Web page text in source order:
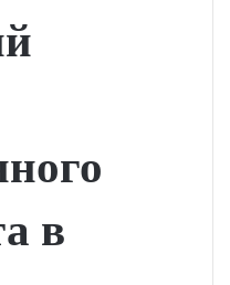
в